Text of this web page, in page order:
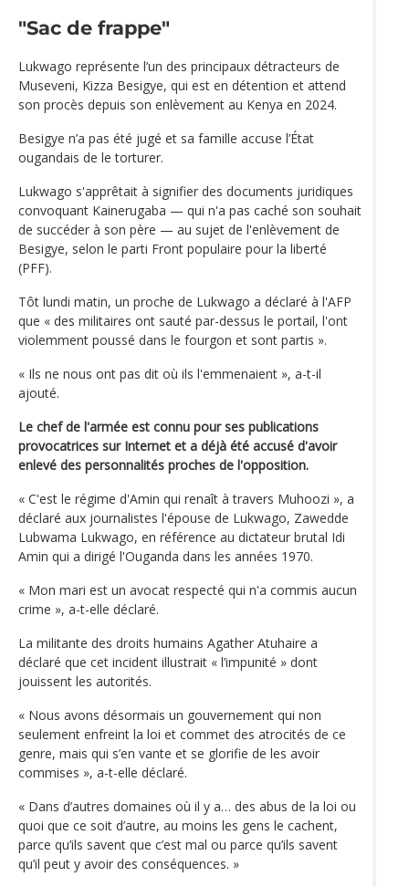
"Sac de frappe"
Lukwago représente l’un des principaux détracteurs de
Museveni, Kizza Besigye, qui est en détention et attend
son procès depuis son enlèvement au Kenya en 2024.
Besigye n’a pas été jugé et sa famille accuse l’État
ougandais de le torturer.
Lukwago s'apprêtait à signifier des documents juridiques
convoquant Kainerugaba — qui n'a pas caché son souhait
de succéder à son père — au sujet de l'enlèvement de
Besigye, selon le parti Front populaire pour la liberté
(PFF).
Tôt lundi matin, un proche de Lukwago a déclaré à l'AFP
que « des militaires ont sauté par-dessus le portail, l'ont
violemment poussé dans le fourgon et sont partis ».
« Ils ne nous ont pas dit où ils l'emmenaient », a-t-il
ajouté.
Le chef de l'armée est connu pour ses publications
provocatrices sur Internet et a déjà été accusé d'avoir
enlevé des personnalités proches de l'opposition.
« C'est le régime d'Amin qui renaît à travers Muhoozi », a
déclaré aux journalistes l'épouse de Lukwago, Zawedde
Lubwama Lukwago, en référence au dictateur brutal Idi
Amin qui a dirigé l'Ouganda dans les années 1970.
« Mon mari est un avocat respecté qui n'a commis aucun
crime », a-t-elle déclaré.
La militante des droits humains Agather Atuhaire a
déclaré que cet incident illustrait « l’impunité » dont
jouissent les autorités.
« Nous avons désormais un gouvernement qui non
seulement enfreint la loi et commet des atrocités de ce
genre, mais qui s’en vante et se glorifie de les avoir
commises », a-t-elle déclaré.
« Dans d’autres domaines où il y a… des abus de la loi ou
quoi que ce soit d’autre, au moins les gens le cachent,
parce qu’ils savent que c’est mal ou parce qu’ils savent
qu’il peut y avoir des conséquences. »